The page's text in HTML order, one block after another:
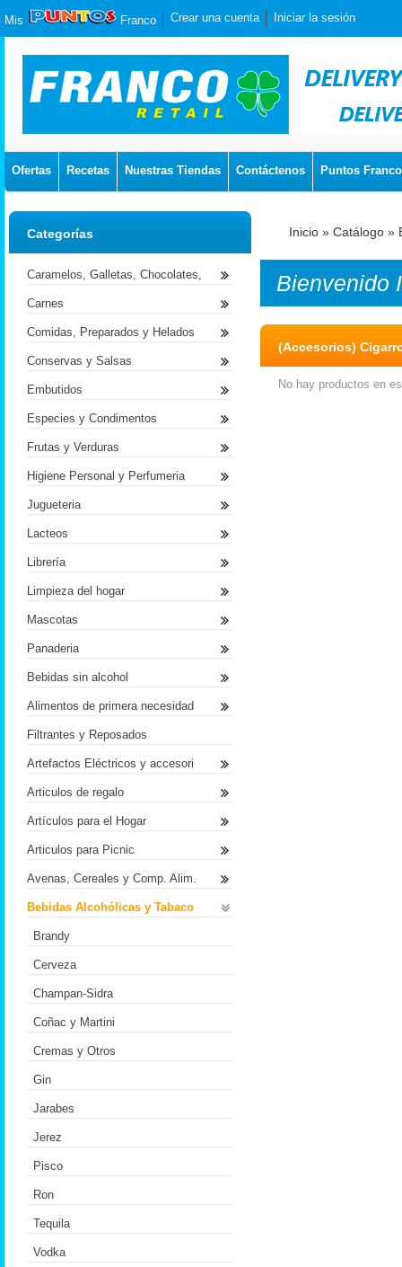
Mis Franco Crear una cuenta Iniciar la sesión
Ofertas Recetas Nuestras Tiendas Contáctenos Puntos Franco
Inicio » Catálogo »
Bienvenido
(Accesorios)
No hay productos en
Categorías
Caramelos, Galletas, Chocolates,
Carnes
Comidas, Preparados y Helados
Conservas y Salsas
Embutidos
Especies y Condimentos
Frutas y Verduras
Higiene Personal y Perfumeria
Jugueteria
Lacteos
Librería
Limpieza del hogar
Mascotas
Panaderia
Bebidas sin alcohol
Alimentos de primera necesidad
Filtrantes y Reposados
Artefactos Eléctricos y accesori
Articulos de regalo
Artículos para el Hogar
Articulos para Picnic
Avenas, Cereales y Comp. Alim.
Bebidas Alcohólicas y Tabaco
Brandy
Cerveza
Champan-Sidra
Coñac y Martini
Cremas y Otros
Gin
Jarabes
Jerez
Pisco
Ron
Tequila
Vodka